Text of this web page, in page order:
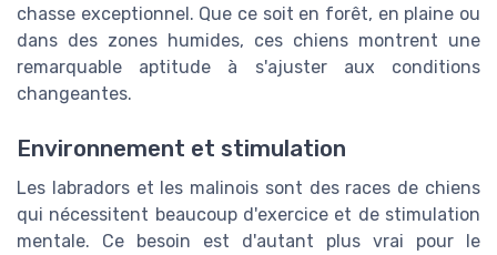
chasse exceptionnel. Que ce soit en forêt, en plaine ou
dans des zones humides, ces chiens montrent une
remarquable aptitude à s'ajuster aux conditions
changeantes.
Environnement et stimulation
Les labradors et les malinois sont des races de chiens
qui nécessitent beaucoup d'exercice et de stimulation
mentale. Ce besoin est d'autant plus vrai pour le